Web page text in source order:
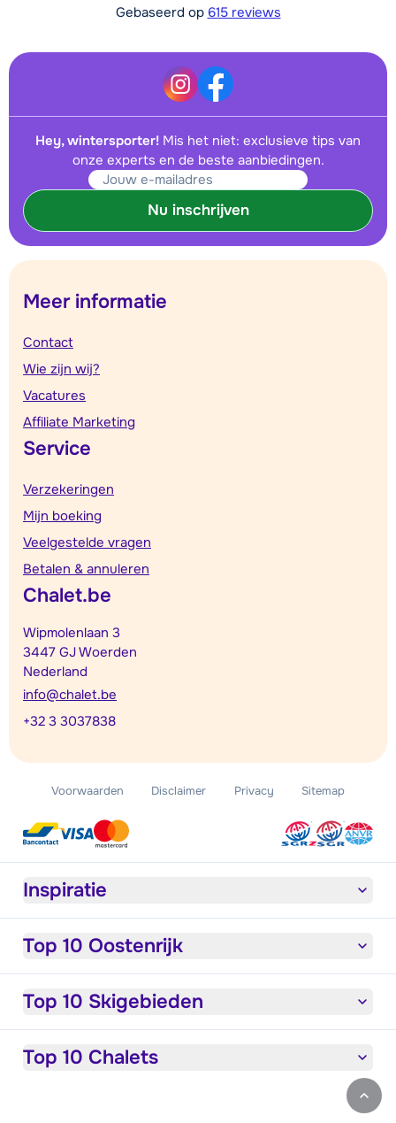
Gebaseerd op 615 reviews
Hey, wintersporter! Mis het niet: exclusieve tips van
onze experts en de beste aanbiedingen.
Nu inschrijven
Meer informatie
Contact
Wie zijn wij?
Vacatures
Affiliate Marketing
Service
Verzekeringen
Mijn boeking
Veelgestelde vragen
Betalen & annuleren
Chalet.be
Wipmolenlaan 3
3447 GJ Woerden
Nederland
info@chalet.be
+32 3 3037838
Voorwaarden Disclaimer Privacy Sitemap
Inspiratie
Top 10 Oostenrijk
Top 10 Skigebieden
Top 10 Chalets